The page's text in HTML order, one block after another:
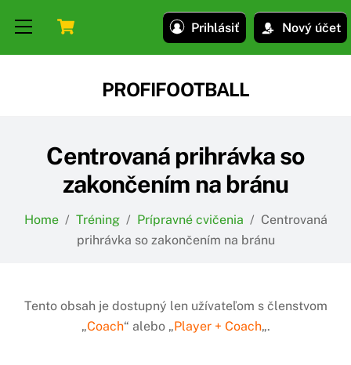
Prihlásiť Nový účet
Menu
PROFIFOOTBALL
Centrovaná prihrávka so
zakončením na bránu
Home / Tréning / Prípravné cvičenia / Centrovaná
prihrávka so zakončením na bránu
Tento obsah je dostupný len užívateľom s členstvom
„Coach“ alebo „Player + Coach„.